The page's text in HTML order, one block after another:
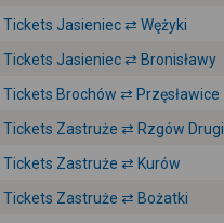
Tickets Jasieniec ⇄ Wężyki
Tickets Jasieniec ⇄ Bronisławy
Tickets Brochów ⇄ Przęsławice
Tickets Zastruże ⇄ Rzgów Drugi
Tickets Zastruże ⇄ Kurów
Tickets Zastruże ⇄ Bożatki